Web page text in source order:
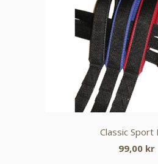
Classic Sport
99,00 kr